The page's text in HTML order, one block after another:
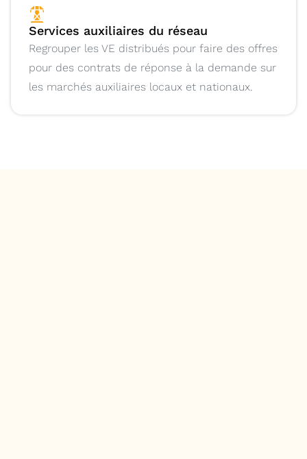
Services auxiliaires du réseau
Regrouper les VE distribués pour faire des offres
pour des contrats de réponse à la demande sur
les marchés auxiliaires locaux et nationaux.